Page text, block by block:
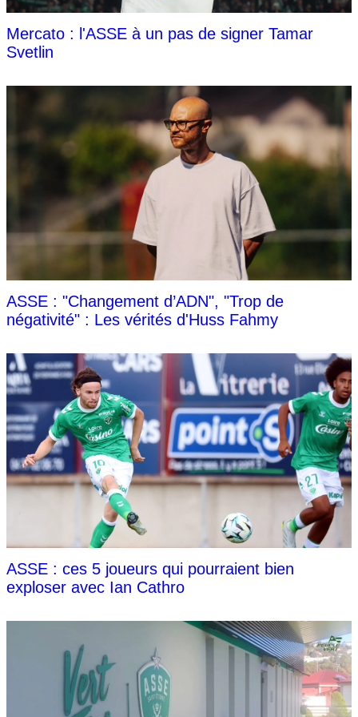
Mercato : l'ASSE à un pas de signer Tamar
Svetlin
ASSE : "Changement d’ADN", "Trop de
négativité" : Les vérités d'Huss Fahmy
ASSE : ces 5 joueurs qui pourraient bien
exploser avec Ian Cathro